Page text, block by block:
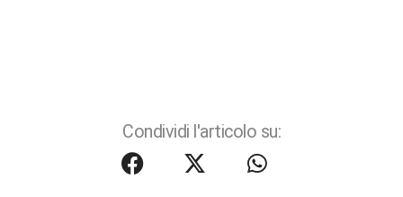
Condividi l'articolo su: